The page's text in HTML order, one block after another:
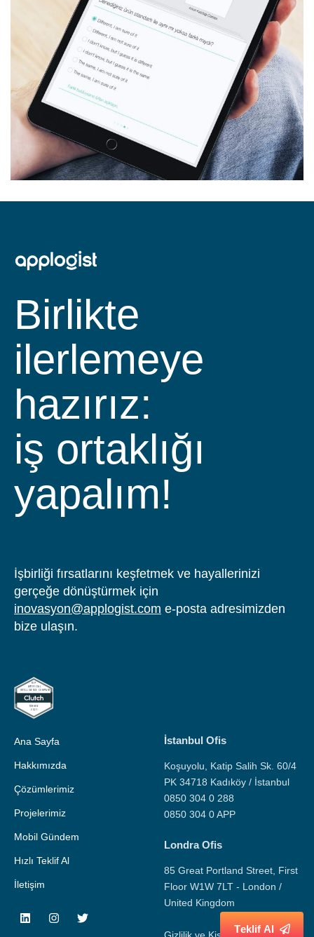
Birlikte
ilerlemeye
hazırız:
iş ortaklığı
yapalım!
İşbirliği fırsatlarını keşfetmek ve hayallerinizi
gerçeğe dönüştürmek için
inovasyon@applogist.com e-posta adresimizden
bize ulaşın.
Teklif Al
Ana Sayfa
Hakkımızda
Çözümlerimiz
Projelerimiz
Mobil Gündem
Hızlı Teklif Al
İletişim
İstanbul Ofis
Koşuyolu, Katip Salih Sk. 60/4
PK 34718 Kadıköy / İstanbul
0850 304 0 288
0850 304 0 APP
Londra Ofis
85 Great Portland Street, First
Floor W1W 7LT - London /
United Kingdom